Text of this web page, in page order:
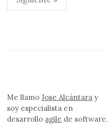
de
Me llamoJose Alcántara y
soy especialista en
desarrollo agile de software.